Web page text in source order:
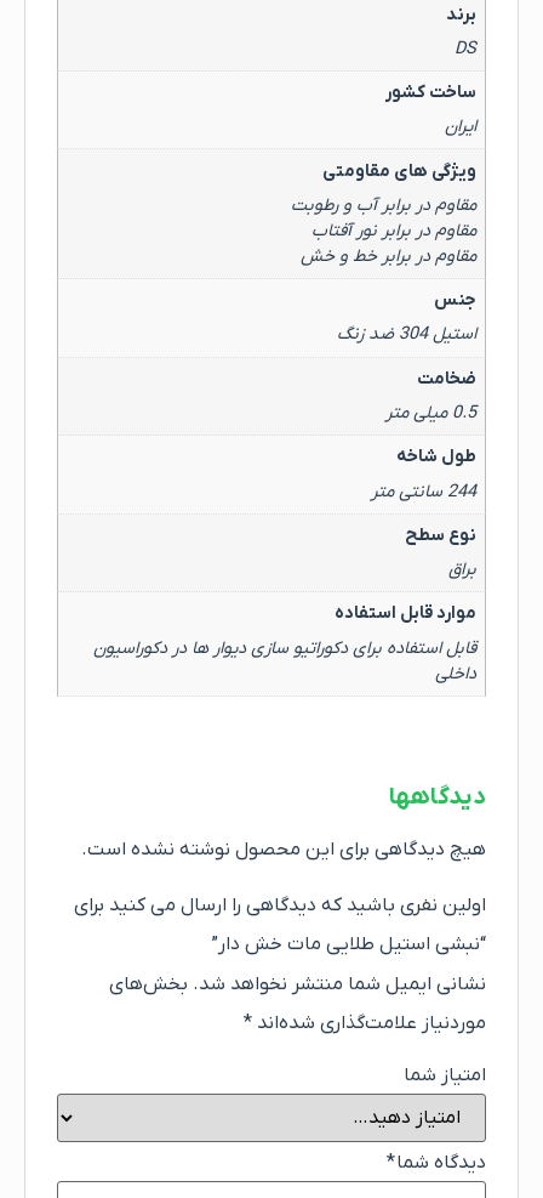
برند
DS
ساخت کشور
ایران
ویژگی های مقاومتی
مقاوم در برابر آب و رطوبت
مقاوم در برابر نور آفتاب
مقاوم در برابر خط و خش
جنس
استیل 304 ضد زنگ
ضخامت
0.5 میلی متر
طول شاخه
244 سانتی متر
نوع سطح
براق
موارد قابل استفاده
قابل استفاده برای دکوراتیو سازی دیوار ها در دکوراسیون
داخلی
دیدگاهها
هیچ دیدگاهی برای این محصول نوشته نشده است.
اولین نفری باشید که دیدگاهی را ارسال می کنید برای
“نبشی استیل طلایی مات خش دار”
نشانی ایمیل شما منتشر نخواهد شد. بخش‌های
موردنیاز علامت‌گذاری شده‌اند *
امتیاز شما
دیدگاه شما*